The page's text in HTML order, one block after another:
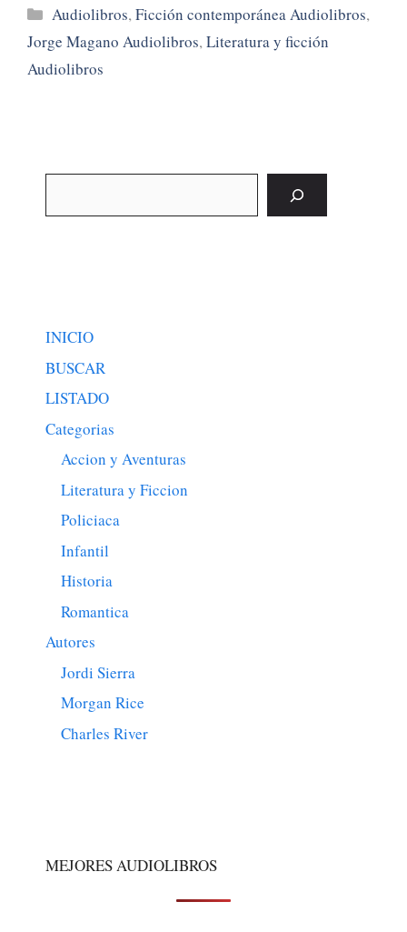
Categorías
Audiolibros,Ficción contemporánea Audiolibros,
Jorge Magano Audiolibros,Literatura y ficción
Audiolibros
INICIO
BUSCAR
LISTADO
Categorias
Accion y Aventuras
Literatura y Ficcion
Policiaca
Infantil
Historia
Romantica
Autores
Jordi Sierra
Morgan Rice
Charles River
MEJORES AUDIOLIBROS